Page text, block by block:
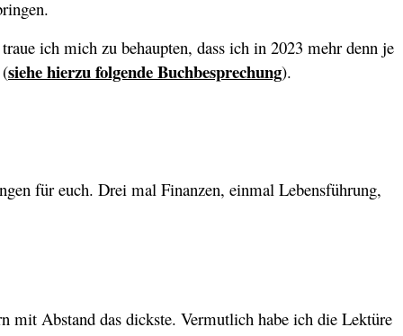
ich mich zu behaupten, dass ich in 2023 mehr denn je
siehe hierzu folgende Buchbesprechung).
für euch. Drei mal Finanzen, einmal Lebensführung,
mit Abstand das dickste. Vermutlich habe ich die Lektüre